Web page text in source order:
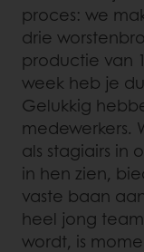
proces: we
drie
productie van
week heb je
Gelukkig
medewerkers.
als stagiairs in
in hen zien,
vaste baan
heel jong
wordt, is